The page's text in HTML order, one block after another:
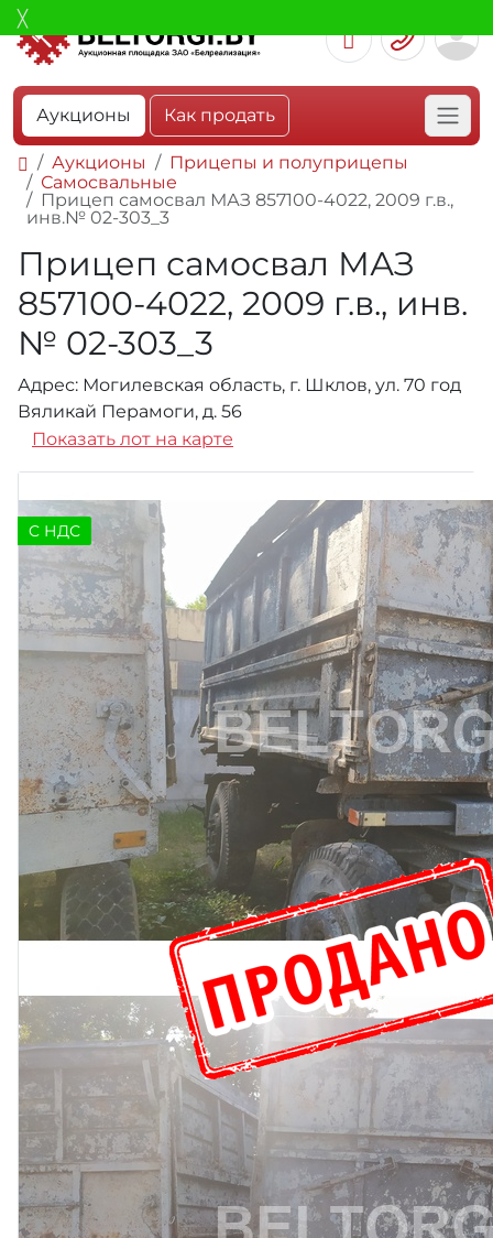
Аукционы Как продать
Аукционы
Прицепы и полуприцепы
Самосвальные
Прицеп самосвал МАЗ 857100-4022, 2009 г.в.,
инв.№ 02-303_3
Прицеп самосвал МАЗ
857100-4022, 2009 г.в., инв.
№ 02-303_3
Адрес: Могилевская область, г. Шклов, ул. 70 год
Вяликай Перамоги, д. 56
Показать лот на карте
C НДС